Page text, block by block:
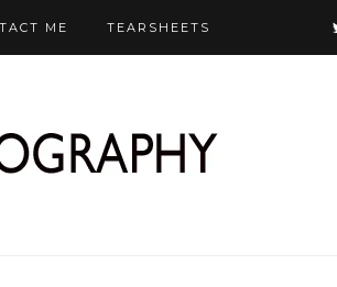
ME TEARSHEETS